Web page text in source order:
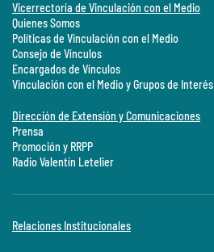
Vicerrectoría de Vinculación con el Medio
Quienes Somos
Políticas de Vinculación con el Medio
Consejo de Vínculos
Encargados de Vínculos
Vinculación con el Medio y Grupos de Interés
Dirección de Extensión y Comunicaciones
Prensa
Promoción y RRPP
Radio Valentín Letelier
Relaciones Institucionales